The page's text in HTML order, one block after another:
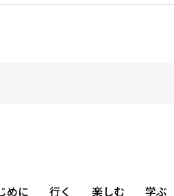
めに 行く 楽しむ 学ぶ